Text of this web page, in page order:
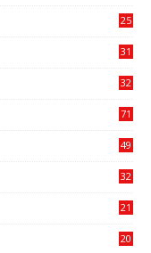
25
31
32
71
49
32
21
20